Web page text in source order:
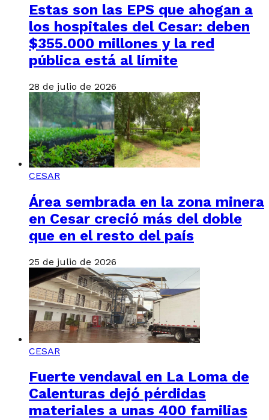
Estas son las EPS que ahogan a
los hospitales del Cesar: deben
$355.000 millones y la red
pública está al límite
28 de julio de 2026
CESAR
Área sembrada en la zona minera
en Cesar creció más del doble
que en el resto del país
25 de julio de 2026
CESAR
Fuerte vendaval en La Loma de
Calenturas dejó pérdidas
materiales a unas 400 familias